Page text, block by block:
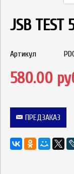
JSB TEST
Артикул
580.00
ПРЕДЗАКАЗ